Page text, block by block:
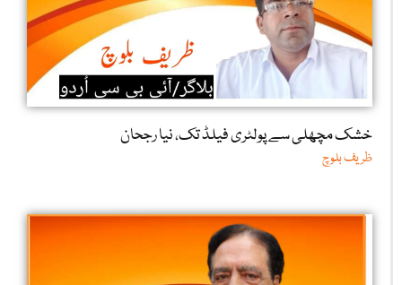
خشک مچھلی سے پولٹری فیلڈ تک، نیا رجحان
ظریف بلوچ